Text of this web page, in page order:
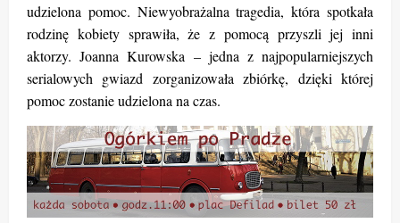
udzielona pomoc. Niewyobrażalna tragedia, która spotkała
rodzinę kobiety sprawiła, że z pomocą przyszli jej inni
aktorzy. Joanna Kurowska – jedna z najpopularniejszych
serialowych gwiazd zorganizowała zbiórkę, dzięki której
pomoc zostanie udzielona na czas.